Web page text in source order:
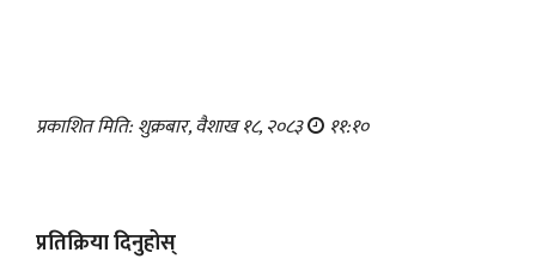
प्रकाशित मिति: शुक्रबार, वैशाख १८, २०८३ ११:१०
प्रतिक्रिया दिनुहोस्